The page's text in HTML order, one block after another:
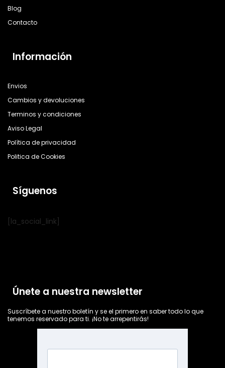
Blog
Contacto
Información
Envios
Cambios y devoluciones
Terminos y condiciones
Aviso Legal
Política de privacidad
Politica de Cookies
Síguenos
[la_social_link]
Únete a nuestra newsletter
Suscríbete a nuestro boletín y se el primero en saber todo lo que
tenemos reservado para ti. ¡No te arrepentirás!